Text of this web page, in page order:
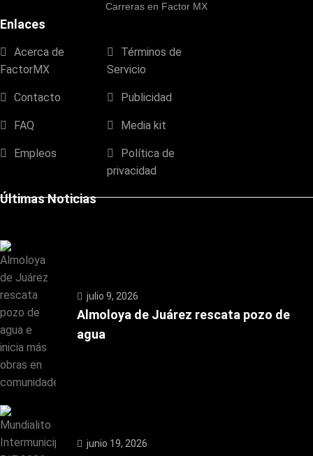
Carreras en Factor MX
Enlaces
Acerca de
FactorMX
Términos de
Servicio
Contacto Publicidad
FAQ Media kit
Empleos
Política de
privacidad
Últimas Noticias
julio 9, 2026
Almoloya de Juárez rescata pozo de
agua
junio 19, 2026